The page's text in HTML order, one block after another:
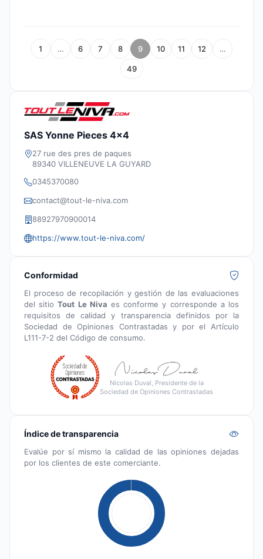
1 … 6 7 8 9 10 11 12 …
49
SAS Yonne Pieces 4x4
27 rue des pres de paques
89340 VILLENEUVE LA GUYARD
0345370080
contact@tout-le-niva.com
88927970900014
https://www.tout-le-niva.com/
Conformidad
El proceso de recopilación y gestión de las evaluaciones
del sitioTout Le Niva es conforme y corresponde a los
requisitos de calidad y transparencia definidos por la
Sociedad de Opiniones Contrastadas y por el Artículo
L111-7-2 del Código de consumo.
Nicolas Duval, Presidente de la
Sociedad de Opiniones Contrastadas
Índice de transparencia
Evalúe por sí mismo la calidad de las opiniones dejadas
por los clientes de este comerciante.